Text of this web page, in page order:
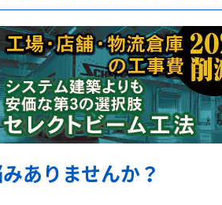
ありませんか？